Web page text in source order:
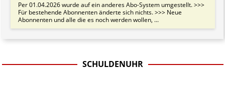
Per 01.04.2026 wurde auf ein anderes Abo-System umgestellt. >>>
Für bestehende Abonnenten änderte sich nichts. >>> Neue
Abonnenten und alle die es noch werden wollen, ...
SCHULDENUHR